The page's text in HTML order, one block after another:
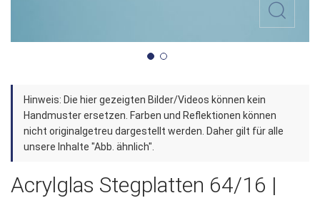
Zum
Anfang
der
Bildergalerie
Hinweis: Die hier gezeigten Bilder/Videos können kein
Handmuster ersetzen. Farben und Reflektionen können
nicht originalgetreu dargestellt werden. Daher gilt für alle
unsere Inhalte "Abb. ähnlich".
Acrylglas Stegplatten 64/16 |